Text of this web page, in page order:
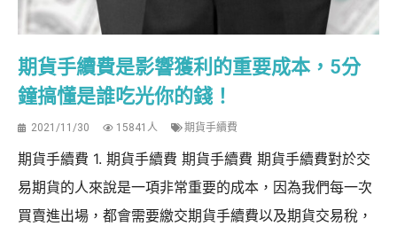
期貨手續費是影響獲利的重要成本，5分
鐘搞懂是誰吃光你的錢！
2021/11/30 15841人 期貨手續費
期貨手續費 1. 期貨手續費 期貨手續費 期貨手續費對於交
易期貨的人來說是一項非常重要的成本，因為我們每一次
買賣進出場，都會需要繳交期貨手續費以及期貨交易稅，